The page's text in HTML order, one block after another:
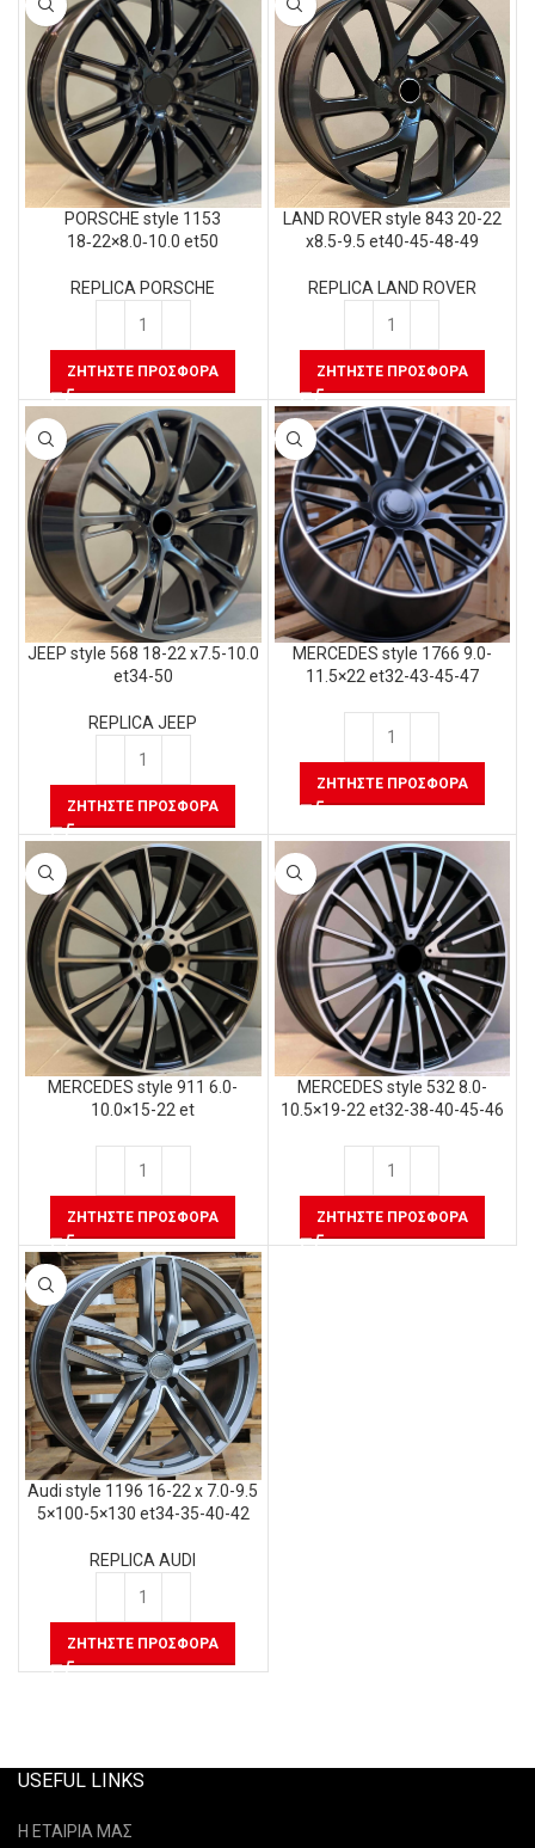
PORSCHE style 1153
18‑22×8.0‑10.0 et50
REPLICA PORSCHE
ΖΗΤΉΣΤΕ ΠΡΟΣΦΟΡΆ
LAND ROVER style 843 20-22
x8.5-9.5 et40-45-48-49
REPLICA LAND ROVER
ΖΗΤΉΣΤΕ ΠΡΟΣΦΟΡΆ
JEEP style 568 18-22 x7.5-10.0
et34-50
REPLICA JEEP
ΖΗΤΉΣΤΕ ΠΡΟΣΦΟΡΆ
MERCEDES style 1766 9.0-
11.5×22 et32-43-45-47
ΖΗΤΉΣΤΕ ΠΡΟΣΦΟΡΆ
MERCEDES style 911 6.0-
10.0×15-22 et
ΖΗΤΉΣΤΕ ΠΡΟΣΦΟΡΆ
MERCEDES style 532 8.0-
10.5×19-22 et32-38-40-45-46
ΖΗΤΉΣΤΕ ΠΡΟΣΦΟΡΆ
Audi style 1196 16-22 x 7.0-9.5
5×100-5×130 et34-35-40-42
REPLICA AUDI
ΖΗΤΉΣΤΕ ΠΡΟΣΦΟΡΆ
USEFUL LINKS
Η ΕΤΑΙΡΙΑ ΜΑΣ